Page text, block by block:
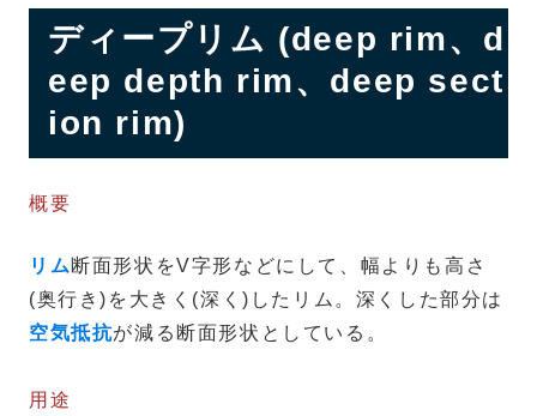
ディープリム (deep rim、d
eep depth rim、deep sect
ion rim)
概要
リム 断面形状をV字形などにして、幅よりも高さ
(奥行き)を大きく(深く)したリム。深くした部分は
空気抵抗が減る断面形状としている。
用途